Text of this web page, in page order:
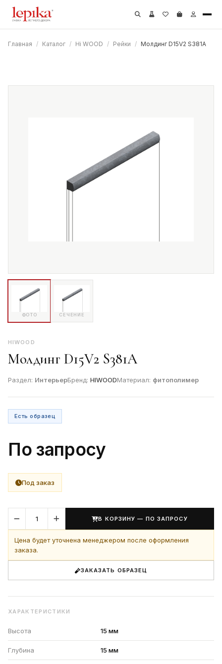
Главная / Каталог / Hi WOOD / Рейки / Молдинг D15V2 S381A
ФОТО СЕЧЕНИЕ
HIWOOD
Молдинг D15V2 S381A
Раздел: ИнтерьерБренд: HIWOODМатериал: фитополимер
Есть образец
По запросу
Под заказ
В КОРЗИНУ — ПО ЗАПРОСУ
Цена будет уточнена менеджером после оформления
заказа.
ЗАКАЗАТЬ ОБРАЗЕЦ
ХАРАКТЕРИСТИКИ
Высота 15 мм
Глубина 15 мм